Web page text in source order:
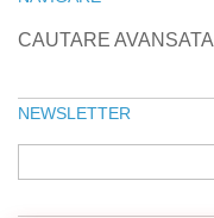
CAUTARE AVANSATA
NEWSLETTER